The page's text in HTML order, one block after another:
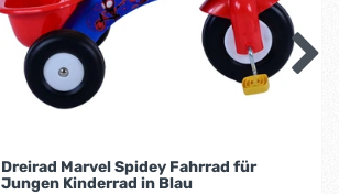
Dreirad Marvel Spidey Fahrrad für
Jungen Kinderrad in Blau